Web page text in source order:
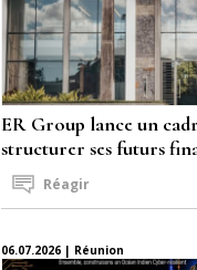
ER Group lance un
structurer ses futurs
Réagir
06.07.2026 | Réunion